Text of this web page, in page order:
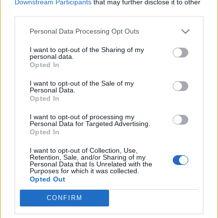
Downstream Participants that may further disclose it to other
Personal Data Processing Opt Outs
I want to opt-out of the Sharing of my
personal data.
Opted In
I want to opt-out of the Sale of my
Personal Data.
Opted In
I want to opt-out of processing my
Personal Data for Targeted Advertising.
Opted In
I want to opt-out of Collection, Use,
Retention, Sale, and/or Sharing of my
Personal Data that Is Unrelated with the
Purposes for which it was collected.
Opted Out
CONFIRM
08:12
Επικίνδυνο “κοκτέιλ” μελτεμιών και ζέστης το
Σαββατοκύριακο – Και η Κρήτη στο “κόκκινο” για φωτιές
Ο Ζελένσκι ευχαρίστησε την αμερικανική Γερουσία για
Θεσσαλονίκη: Άγνωστοι τρύπησαν και δηλητηρίασαν
δέντρα στο κέντρο της πόλης
07:43
Φωτιά στο Πόρτο Γερμενό: Σκύλος επέστρεψε με
εγκαύματα στα πόδια στο σπίτι που τον φρόντιζαν